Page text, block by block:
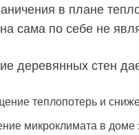
в плане
сама по себе не
деревянных стен
теплопотерь и
микроклимата в доме